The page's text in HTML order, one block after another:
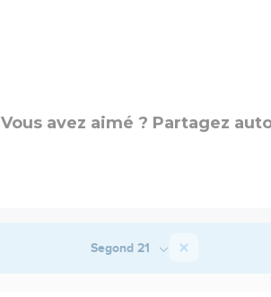
Vous avez aimé ? Partagez
Segond 21